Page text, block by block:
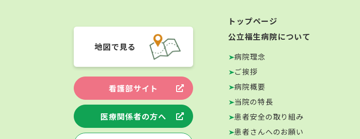
地図で見る
看護部サイト
医療関係者の方へ
トップページ
公立福生病院について
病院理念
ご挨拶
病院概要
当院の特長
患者安全の取り組み
患者さんへのお願い